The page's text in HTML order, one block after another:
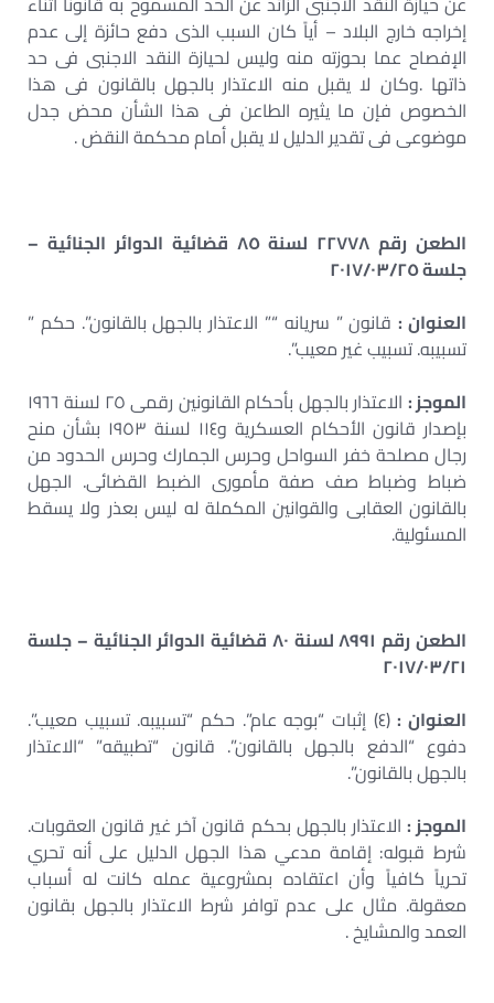
إخراجه خارج البلاد – أياً كان السبب الذى دفع حائزة إلى عدم
الإفصاح عما بحوزته منه وليس لحيازة النقد الاجنبى فى حد
ذاتها .وكان لا يقبل منه الاعتذار بالجهل بالقانون فى هذا
الخصوص فإن ما يثيره الطاعن فى هذا الشأن محض جدل
موضوعى فى تقدير الدليل لا يقبل أمام محكمة النقض .
الطعن رقم ٢٢٧٧٨ لسنة ٨٥ قضائية الدوائر الجنائية –
جلسة ٢٠١٧/٠٣/٢٥
العنوان :قانون ” سريانه “” الاعتذار بالجهل بالقانون”. حكم ”
تسبيبه. تسبيب غير معيب”.
الموجز :
الاعتذار بالجهل بأحكام القانونين رقمى ٢٥ لسنة ١٩٦٦
بإصدار قانون الأحكام العسكرية و١١٤ لسنة ١٩٥٣ بشأن منح
رجال مصلحة خفر السواحل وحرس الجمارك وحرس الحدود من
ضباط وضباط صف صفة مأمورى الضبط القضائى. الجهل
بالقانون العقابى والقوانين المكملة له ليس بعذر ولا يسقط
المسئولية.
الطعن رقم ٨٩٩١ لسنة ٨٠ قضائية الدوائر الجنائية – جلسة
٢٠١٧/٠٣/٢١
العنوان : (٤) إثبات “بوجه عام”. حكم “تسبيبه. تسبيب معيب”.
دفوع “الدفع بالجهل بالقانون”. قانون “تطبيقه” “الاعتذار
بالجهل بالقانون”.
الموجز : الاعتذار بالجهل بحكم قانون آخر غير قانون العقوبات.
شرط قبوله: إقامة مدعي هذا الجهل الدليل على أنه تحري
تحرياً كافياً وأن اعتقاده بمشروعية عمله كانت له أسباب
معقولة. مثال على عدم توافر شرط الاعتذار بالجهل بقانون
العمد والمشايخ .